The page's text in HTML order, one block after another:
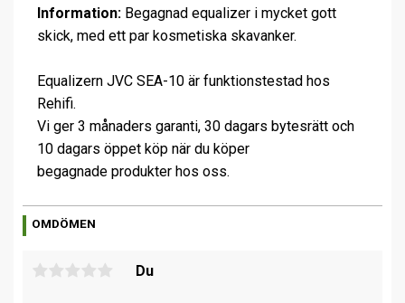
Information: Begagnad equalizer i mycket gott
skick, med ett par kosmetiska skavanker.
Equalizern JVC SEA-10 är funktionstestad hos
Rehifi.
Vi ger 3 månaders garanti, 30 dagars bytesrätt och
10 dagars öppet köp när du köper
begagnade produkter hos oss.
OMDÖMEN
Du